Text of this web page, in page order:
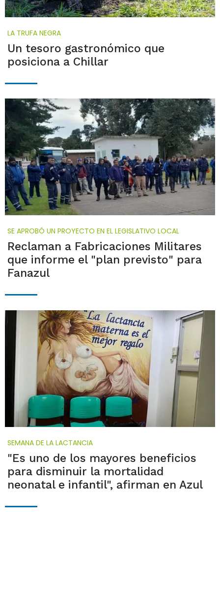
LA TRUFA NEGRA
Un tesoro gastronómico que
posiciona a Chillar
SE APROBÓ UN PROYECTO EN EL LEGISLATIVO LOCAL
Reclaman a Fabricaciones Militares
que informe el "plan previsto" para
Fanazul
SEMANA DE LA LACTANCIA
"Es uno de los mayores beneficios
para disminuir la mortalidad
neonatal e infantil", afirman en Azul